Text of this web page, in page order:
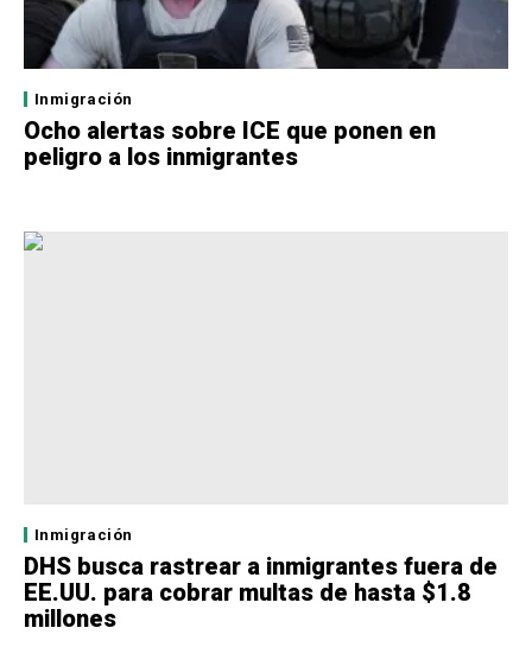
Inmigración
Ocho alertas sobre ICE que ponen en
peligro a los inmigrantes
Inmigración
DHS busca rastrear a inmigrantes fuera de
EE.UU. para cobrar multas de hasta $1.8
millones